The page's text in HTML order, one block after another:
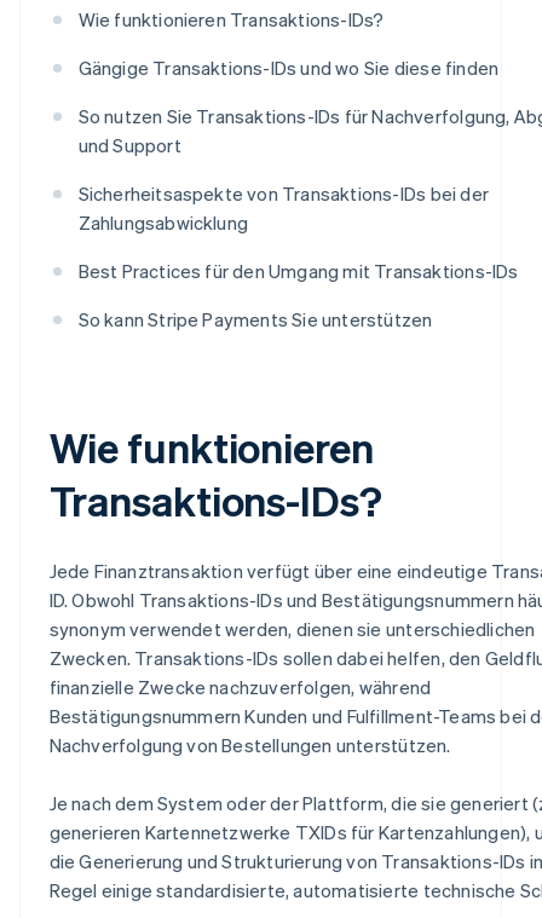
Wie funktionieren Transaktions-IDs?
Gängige Transaktions-IDs und wo Sie diese finden
So nutzen Sie Transaktions-IDs für Nachverfolgung,
und Support
Sicherheitsaspekte von Transaktions-IDs bei der
Zahlungsabwicklung
Best Practices für den Umgang mit Transaktions-IDs
So kann Stripe Payments Sie unterstützen
Wie funktionieren
Transaktions-IDs?
Jede Finanztransaktion verfügt über eine eindeutige
ID. Obwohl Transaktions-IDs und Bestätigungsnummern
synonym verwendet werden, dienen sie unterschiedlichen
Zwecken. Transaktions-IDs sollen dabei helfen, den
finanzielle Zwecke nachzuverfolgen, während
Bestätigungsnummern Kunden und Fulfillment-Teams bei
Nachverfolgung von Bestellungen unterstützen.
Je nach dem System oder der Plattform, die sie generiert
generieren Kartennetzwerke TXIDs für Kartenzahlungen),
die Generierung und Strukturierung von Transaktions-IDs
Regel einige standardisierte, automatisierte technische